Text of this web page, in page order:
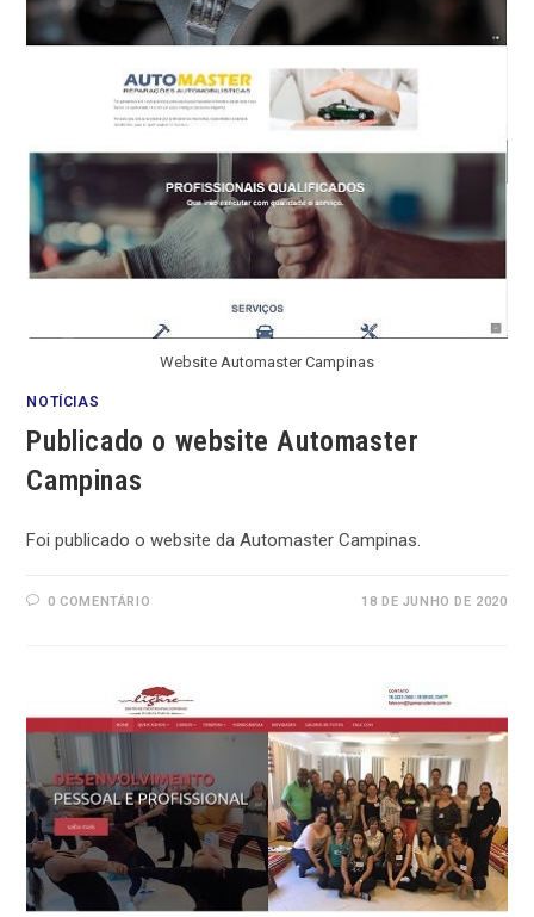
Website Automaster Campinas
NOTÍCIAS
Publicado o website Automaster
Campinas
Foi publicado o website da Automaster Campinas.
0 COMENTÁRIO 18 DE JUNHO DE 2020